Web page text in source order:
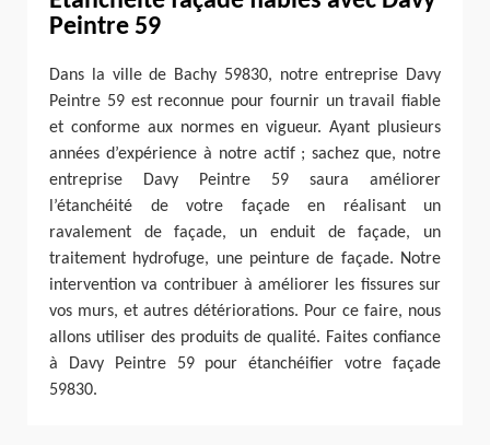
Peintre 59
Dans la ville de Bachy 59830, notre entreprise Davy
Peintre 59 est reconnue pour fournir un travail fiable
et conforme aux normes en vigueur. Ayant plusieurs
années d’expérience à notre actif ; sachez que, notre
entreprise Davy Peintre 59 saura améliorer
l’étanchéité de votre façade en réalisant un
ravalement de façade, un enduit de façade, un
traitement hydrofuge, une peinture de façade. Notre
intervention va contribuer à améliorer les fissures sur
vos murs, et autres détériorations. Pour ce faire, nous
allons utiliser des produits de qualité. Faites confiance
à Davy Peintre 59 pour étanchéifier votre façade
59830.